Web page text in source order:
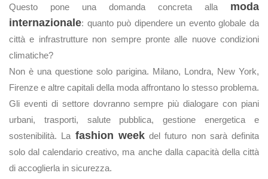
Questo pone una domanda concreta alla moda
internazionale: quanto può dipendere un evento globale da
città e infrastrutture non sempre pronte alle nuove condizioni
climatiche?
Non è una questione solo parigina. Milano, Londra, New York,
Firenze e altre capitali della moda affrontano lo stesso problema.
Gli eventi di settore dovranno sempre più dialogare con piani
urbani, trasporti, salute pubblica, gestione energetica e
sostenibilità. La fashion weekdel futuro non sarà definita
solo dal calendario creativo, ma anche dalla capacità della città
di accoglierla in sicurezza.